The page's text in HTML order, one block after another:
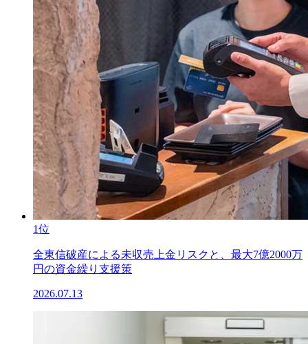
1位
全東信破産による未収売上金リスクと、最大7億2000万
円の資金繰り支援策
2026.07.13